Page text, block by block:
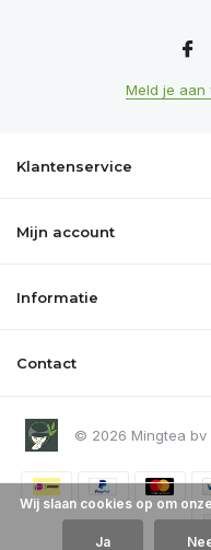
Meld je
Klantenservice
Mijn account
Informatie
Contact
© 2026 Mingtea bv
Wij slaan cookies op om
Ja